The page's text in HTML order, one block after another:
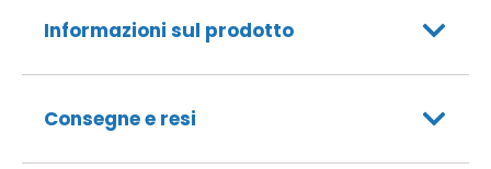
Informazioni sul prodotto
Consegne e resi